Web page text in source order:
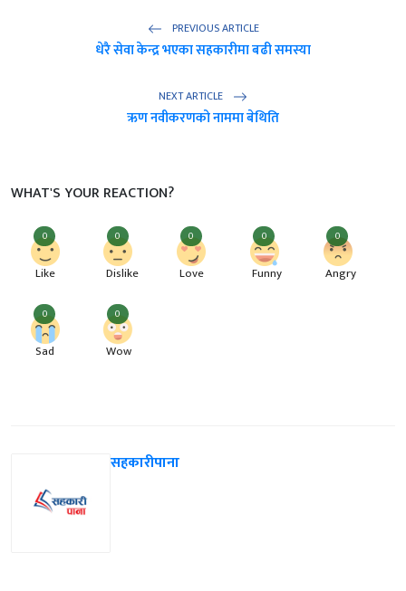
PREVIOUS ARTICLE
धेरै सेवा केन्द्र भएका सहकारीमा बढी समस्या
NEXT ARTICLE
ऋण नवीकरणको नाममा बेथिति
WHAT'S YOUR REACTION?
0
Like
0
Dislike
0
Love
0
Funny
0
Angry
0
Sad
0
Wow
सहकारीपाना